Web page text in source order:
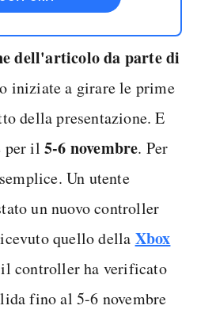
dell'articolo da parte di
iniziate a girare le prime
della presentazione. E
per il 5-6 novembre. Per
Un utente
un nuovo controller
quello della Xbox
controller ha verificato
fino al 5-6 novembre